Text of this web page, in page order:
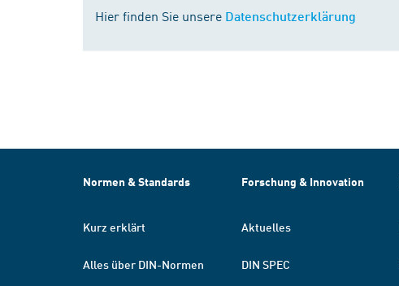
Hier finden Sie unsere Datenschutzerklärung
Normen & Standards
Kurz erklärt
Alles über DIN-Normen
Forschung & Innovation
Aktuelles
DIN SPEC